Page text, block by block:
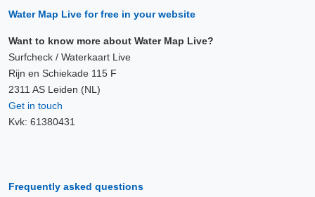
Water Map Live for free in your website
Want to know more about Water Map Live?
Surfcheck / Waterkaart Live
Rijn en Schiekade 115 F
2311 AS Leiden (NL)
Get in touch
Kvk: 61380431
Frequently asked questions